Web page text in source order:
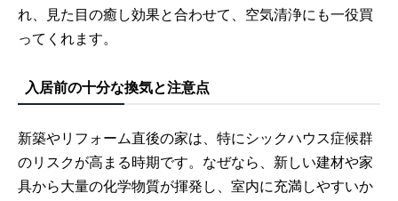
れ、見た目の癒し効果と合わせて、空気清浄にも一役買
ってくれます。
入居前の十分な換気と注意点
新築やリフォーム直後の家は、特にシックハウス症候群
のリスクが高まる時期です。なぜなら、新しい建材や家
具から大量の化学物質が揮発し、室内に充満しやすいか